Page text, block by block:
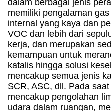
dalam berbagai jenis
memiliki pengalaman
internal yang kaya dan
VOC dan lebih dari
kerja, dan merupakan
kemampuan untuk
katalis hingga solusi
mencakup semua jenis
SCR, ASC, dll. Pada
mencakup pengolahan
udara dalam ruangan,